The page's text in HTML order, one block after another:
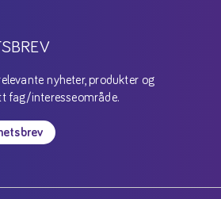
nyheter, produkter og
fag/interesseområde.